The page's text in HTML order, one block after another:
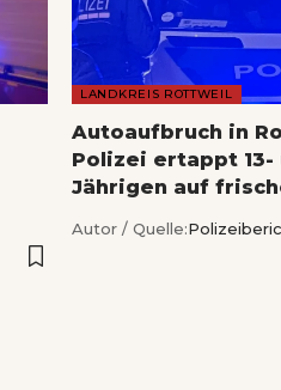
LANDKREIS ROTTWEIL
Autoaufbruch in
Polizei ertappt 13-
Jährigen auf
Autor / Quelle: